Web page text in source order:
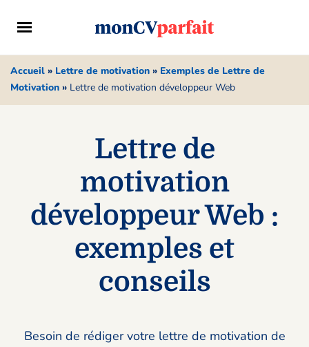
Accueil » Lettre de motivation » Exemples de Lettre de
Motivation » Lettre de motivation développeur Web
Lettre de
motivation
développeur Web :
exemples et
conseils
Besoin de rédiger votre lettre de motivation de